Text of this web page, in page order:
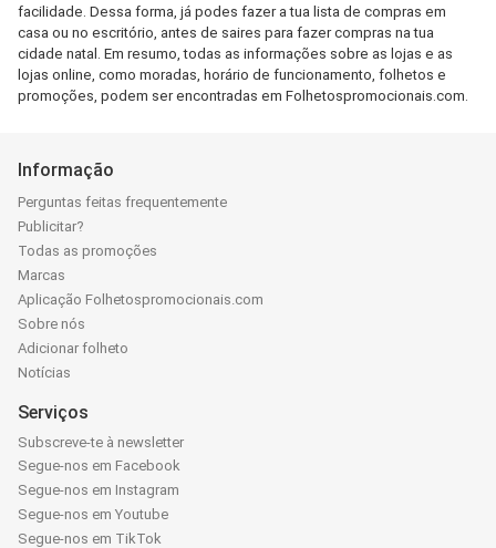
facilidade. Dessa forma, já podes fazer a tua lista de compras em
casa ou no escritório, antes de saires para fazer compras na tua
cidade natal. Em resumo, todas as informações sobre as lojas e as
lojas online, como moradas, horário de funcionamento, folhetos e
promoções, podem ser encontradas em Folhetospromocionais.com.
Informação
Perguntas feitas frequentemente
Publicitar?
Todas as promoções
Marcas
Aplicação Folhetospromocionais.com
Sobre nós
Adicionar folheto
Notícias
Serviços
Subscreve-te à newsletter
Segue-nos em Facebook
Segue-nos em Instagram
Segue-nos em Youtube
Segue-nos em TikTok